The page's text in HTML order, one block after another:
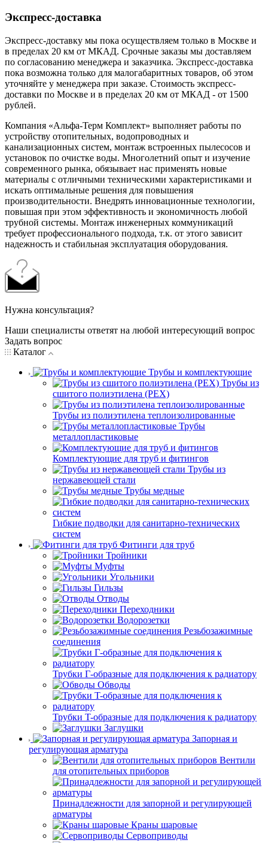
Экспресс-доставка
Экспресс-доставку мы пока осуществляем только в Москве и
в пределах 20 км от МКАД. Срочные заказы мы доставляем
по согласованию менеджера и заказчика. Экспресс-доставка
пока возможна только для малогабаритных товаров, об этом
уточняйте у менеджера при заказе. Стоимость экспресс-
доставки по Москве и в пределах 20 км от МКАД - от 1500
рублей.
Компания «Альфа-Терм Комплект» выполняет работы по
устройству отопительных, водопроводных и
канализационных систем, монтаж встроенных пылесосов и
установок по очистке воды. Многолетний опыт и изучение
современного рынка, обязывает нас применять новые
материалы с отличными техническими характеристиками и
искать оптимальные решения для повышения
производительности. Внедрять инновационные технологии,
повышая при этом эффективность и экономичность любой
трубной системы. Монтаж инженерных коммуникаций
требует профессионального подхода, т.к. от этого зависит
надежность и стабильная эксплуатация оборудования.
Нужна консультация?
Наши специалисты ответят на любой интересующий вопрос
Задать вопрос
Каталог
Трубы и комплектующие
Трубы из
сшитого полиэтилена (PEX)
Трубы из полиэтилена теплоизолированные
Трубы
металлопластиковые
Комплектующие для труб и фитингов
Трубы из
нержавеющей стали
Трубы медные
Гибкие подводки для санитарно-технических
систем
Фитинги для труб
Тройники
Муфты
Угольники
Гильзы
Отводы
Переходники
Водорозетки
Резьбозажимные
соединения
Трубки Г-образные для подключения к радиатору
Обводы
Трубки T-образные для подключения к радиатору
Заглушки
Запорная и
регулирующая арматура
Вентили
для отопительных приборов
Принадлежности для запорной и регулирующей
арматуры
Краны шаровые
Сервоприводы